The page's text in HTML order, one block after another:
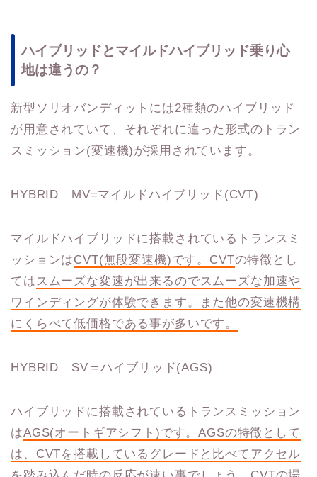
ハイブリッドとマイルドハイブリッド乗り心
地は違うの？
新型ソリオバンディットには2種類のハイブリッド
が用意されていて、それぞれに違った形式のトラン
スミッション(変速機)が採用されています。
HYBRID MV=マイルドハイブリッド(CVT)
マイルドハイブリッドに搭載されているトランスミ
ッションはCVT(無段変速機)です。CVTの特徴とし
てはスムーズな変速が出来るのでスムーズな加速や
ワインディングが体験できます。また他の変速機構
にくらべて低価格である事が多いです。
HYBRID SV＝ハイブリッド(AGS)
ハイブリッドに搭載されているトランスミッション
はAGS(オートギアシフト)です。AGSの特徴として
は、CVTを搭載しているグレードと比べてアクセル